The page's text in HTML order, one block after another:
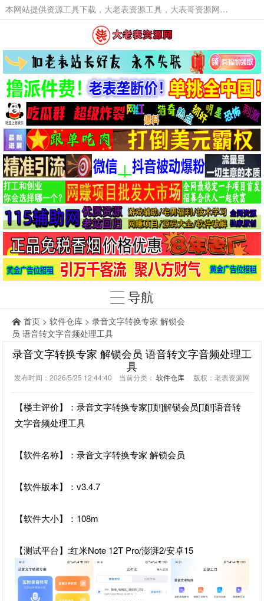
本网站提供资源工具下载，大老表资源工具，大表哥资源网软件工具，大老表资源下载，活动线报福利资源分享,活动线报，大型网游经典游戏，网络热门技术游戏辅助交流与分享。
导航
首页 > 软件仓库 > 录音文字转换专家 解锁会
员 语音转文字音频处理工具
录音文字转换专家 解锁会员 语音转文字音频处理工
具
发布时间：2026/5/25 12:44:40 当前分类： 软件仓库 版权：老表资源网
【楼主评价】：录音文字转换专家[顶!]解锁会员[顶!]语音转
文字音频处理工具
【软件名称】：录音文字转换专家 解锁会员
【软件版本】：v3.4.7
【软件大小】：108m
【测试平台】:红米Note 12T Pro/澎湃2/安卓15